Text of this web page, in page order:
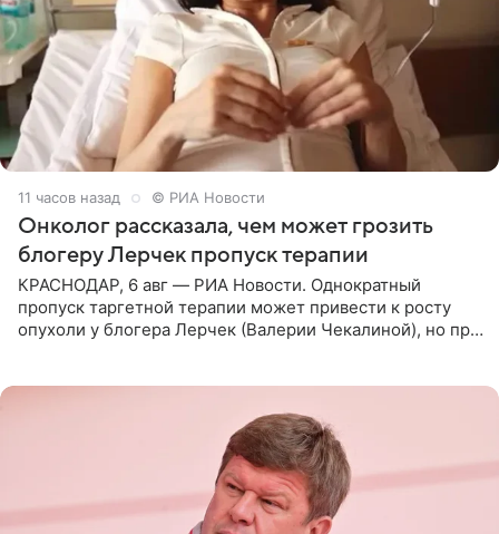
11 часов назад © РИА Новости
Онколог рассказала, чем может грозить
блогеру Лерчек пропуск терапии
КРАСНОДАР, 6 авг — РИА Новости. Однократный
пропуск таргетной терапии может привести к росту
опухоли у блогера Лерчек (Валерии Чекалиной), но при